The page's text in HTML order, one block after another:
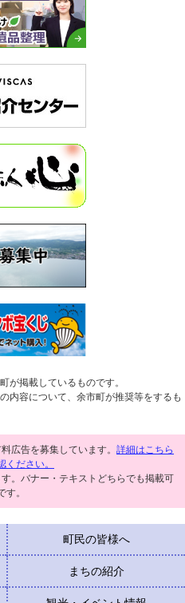
が掲載しているものです。
内容について、余市町が推奨等をするも
広告を募集しています。 詳細はこちら
ください。
。バナー・テキストどちらでも掲載可
す。
町民の皆様へ
まちの紹介